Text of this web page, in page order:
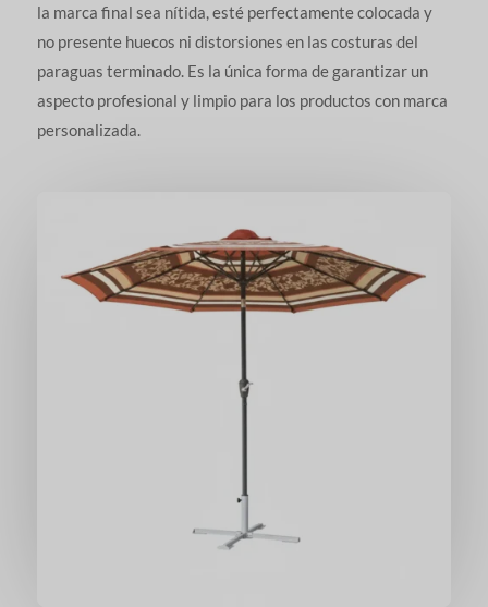
la marca final sea nítida, esté perfectamente colocada y
no presente huecos ni distorsiones en las costuras del
paraguas terminado. Es la única forma de garantizar un
aspecto profesional y limpio para los productos con marca
personalizada.